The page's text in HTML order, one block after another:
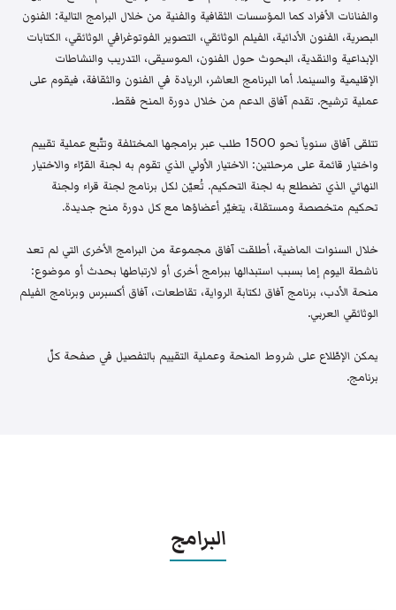
والفنانات الأفراد كما المؤسسات الثقافية والفنية من خلال البرامج التالية: الفنون
البصرية، الفنون الأدائية، الفيلم الوثائقي، التصوير الفوتوغرافي الوثائقي، الكتابات
الإبداعية والنقدية، البحوث حول الفنون، الموسيقى، التدريب والنشاطات
الإقليمية والسينما. أما البرنامج العاشر، الريادة في الفنون والثقافة، فيقوم على
عملية ترشيح. تقدم آفاق الدعم من خلال دورة المنح فقط.
تتلقى آفاق سنوياً نحو 1500 طلب عبر برامجها المختلفة وتتّبع عملية تقييم
واختيار قائمة على مرحلتين: الاختيار الأولي الذي تقوم به لجنة القرّاء والاختيار
النهائي الذي تضطلع به لجنة التحكيم. تُعيّن لكل برنامج لجنة قراء ولجنة
تحكيم متخصصة ومستقلة، يتغيّر أعضاؤها مع كل دورة منح جديدة.
خلال السنوات الماضية، أطلقت آفاق مجموعة من البرامج الأخرى التي لم تعد
ناشطة اليوم إما بسبب استبدالها ببرامج أخرى أو لارتباطها بحدث أو موضوع:
منحة الأدب، برنامج آفاق لكتابة الرواية، تقاطعات، آفاق أكسبرس وبرنامج الفيلم
الوثائقي العربي.
يمكن الإطّلاع على شروط المنحة وعملية التقييم بالتفصيل في صفحة كلّ
برنامج.
البرامج